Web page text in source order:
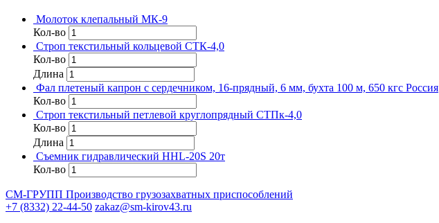
Молоток клепальный МК-9
Кол-во
Строп текстильный кольцевой СТК-4,0
Кол-во
Длина
Фал плетеный капрон с сердечником, 16-прядный, 6 мм, бухта 100 м, 650 кгс Россия
Кол-во
Строп текстильный петлевой круглопрядный СТПк-4,0
Кол-во
Длина
Съемник гидравлический HHL-20S 20т
Кол-во
СМ-ГРУПП Производство грузозахватных приспособлений
+7 (8332) 22-44-50 zakaz@sm-kirov43.ru